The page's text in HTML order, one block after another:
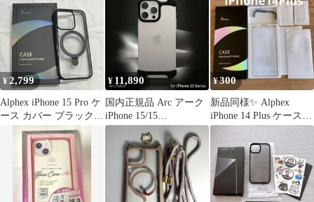
¥2,799
Alphex iPhone 15 Pro ケ
ース カバー ブラック
¥ 11,890
国内正規品 Arc アーク
iPhone 15/15
Pro/Plus/Pro Max Arc
Pulse アルミ・マットブ
ラック アルミバンパー
アルミニウム合金7075
AC26339i15
AC26341i15PR
¥300
新品同様✨ Alphex
iPhone 14 Plus ケース
全面保護セット